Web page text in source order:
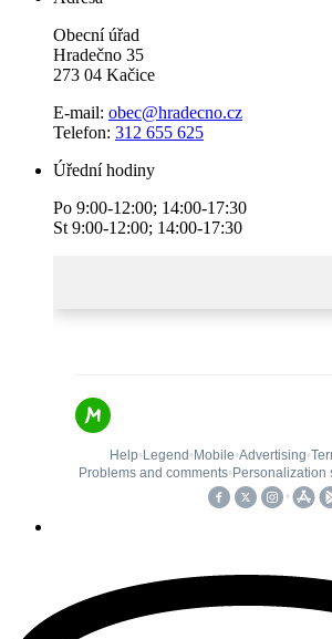
Obecní úřad
Hradečno 35
273 04 Kačice
E-mail: obec@hradecno.cz
Telefon: 312 655 625
Úřední hodiny
Po 9:00-12:00; 14:00-17:30
St 9:00-12:00; 14:00-17:30